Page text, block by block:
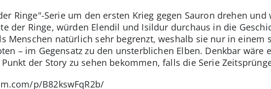
Ringe"-Serie um den ersten Krieg gegen Sauron drehen
der Ringe, würden Elendil und Isildur durchaus in die
Menschen natürlich sehr begrenzt, weshalb sie nur in einem
– im Gegensatz zu den unsterblichen Elben. Denkbar wäre
der Story zu sehen bekommen, falls die Serie
p/B82kswFqR2b/